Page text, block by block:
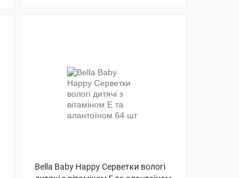
Bella Baby Happy Серветки вологі